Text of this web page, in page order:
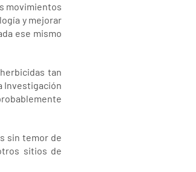
movimientos
y mejorar
ese mismo
tan
Investigación
sin temor de
sitios de